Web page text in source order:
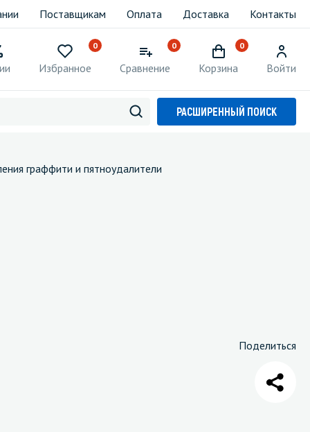
Поставщикам Оплата Доставка Контакты
0
Избранное
0
Сравнение
0
Корзина Войти
РАСШИРЕННЫЙ ПОИСК
граффити и пятноудалители
Поделиться